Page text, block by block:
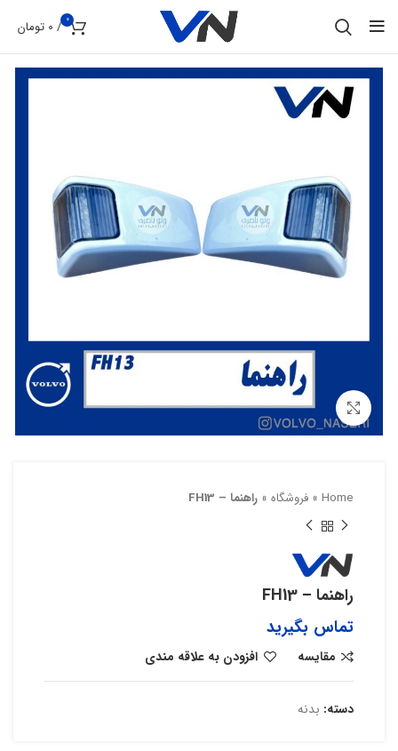
0
/
0 تومان
بزرگنمایی تصویر
Home
» فروشگاه » راهنما – FH13
راهنما – FH13
تماس بگیرید
مقایسه افزودن به علاقه مندی
دسته: بدنه